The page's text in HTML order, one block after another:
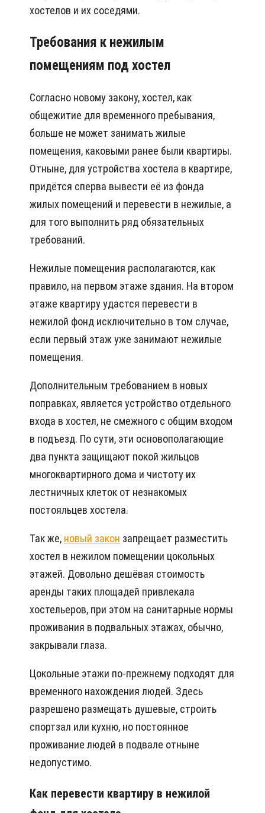
хостелов и их соседями.
Требования к нежилым
помещениям под хостел
Согласно новому закону, хостел, как
общежитие для временного пребывания,
больше не может занимать жилые
помещения, каковыми ранее были квартиры.
Отныне, для устройства хостела в квартире,
придётся сперва вывести её из фонда
жилых помещений и перевести в нежилые, а
для того выполнить ряд обязательных
требований.
Нежилые помещения располагаются, как
правило, на первом этаже здания. На втором
этаже квартиру удастся перевести в
нежилой фонд исключительно в том случае,
если первый этаж уже занимают нежилые
помещения.
Дополнительным требованием в новых
поправках, является устройство отдельного
входа в хостел, не смежного с общим входом
в подъезд. По сути, эти основополагающие
два пункта защищают покой жильцов
многоквартирного дома и чистоту их
лестничных клеток от незнакомых
постояльцев хостела.
Так же, новый закон запрещает разместить
хостел в нежилом помещении цокольных
этажей. Довольно дешёвая стоимость
аренды таких площадей привлекала
хостельеров, при этом на санитарные нормы
проживания в подвальных этажах, обычно,
закрывали глаза.
Цокольные этажи по-прежнему подходят для
временного нахождения людей. Здесь
разрешено размещать душевые, строить
спортзал или кухню, но постоянное
проживание людей в подвале отныне
недопустимо.
Как перевести квартиру в нежилой